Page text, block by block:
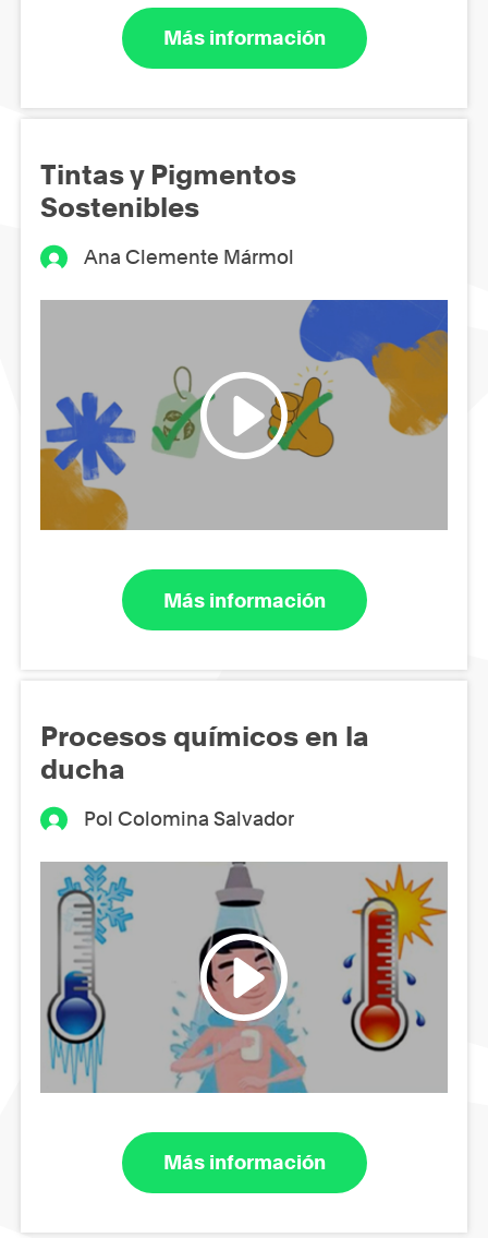
Más información
Tintas y Pigmentos
Sostenibles
Ana Clemente Mármol
Más información
Procesos químicos en la
ducha
Pol Colomina Salvador
Más información